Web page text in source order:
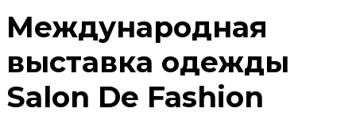
Международная
выставка одежды
Salon De Fashion